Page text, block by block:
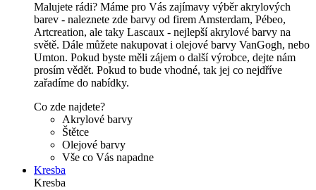
Malujete rádi? Máme pro Vás zajímavy výběr akrylových
barev - naleznete zde barvy od firem Amsterdam, Pébeo,
Artcreation, ale taky Lascaux - nejlepší akrylové barvy na
světě. Dále můžete nakupovat i olejové barvy VanGogh, nebo
Umton. Pokud byste měli zájem o další výrobce, dejte nám
prosím vědět. Pokud to bude vhodné, tak jej co nejdříve
zařadíme do nabídky.
Co zde najdete?
Akrylové barvy
Štětce
Olejové barvy
Vše co Vás napadne
Kresba
Kresba